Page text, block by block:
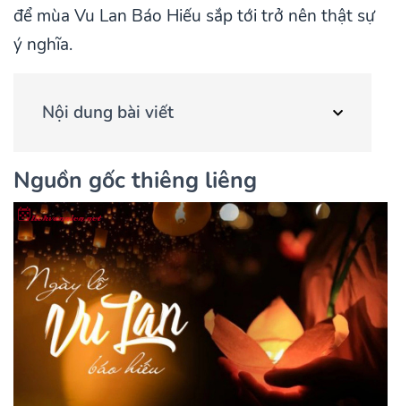
để mùa Vu Lan Báo Hiếu sắp tới trở nên thật sự
ý nghĩa.
Nội dung bài viết
Nguồn gốc thiêng liêng